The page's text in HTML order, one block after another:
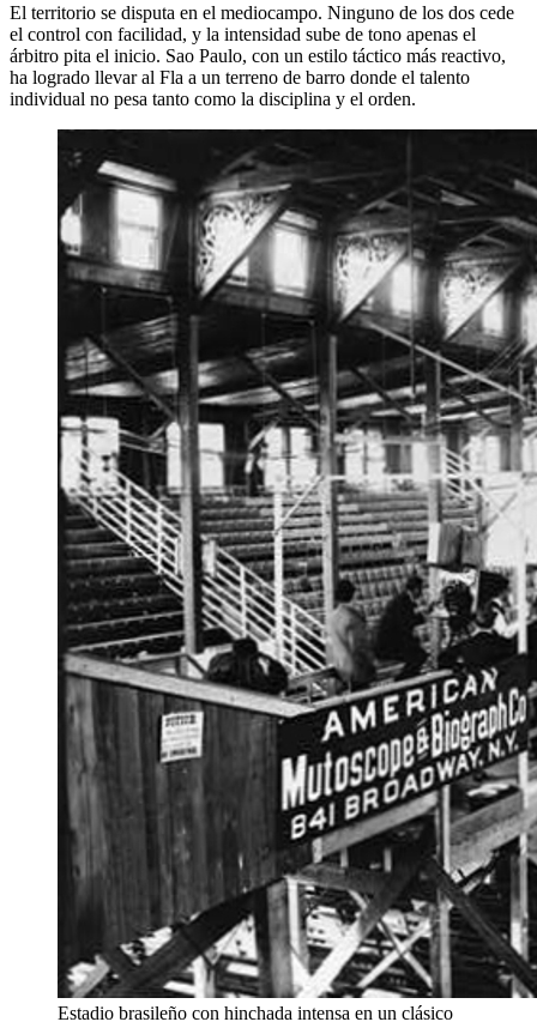
El territorio se disputa en el mediocampo. Ninguno de los dos cede
el control con facilidad, y la intensidad sube de tono apenas el
árbitro pita el inicio. Sao Paulo, con un estilo táctico más reactivo,
ha logrado llevar al Fla a un terreno de barro donde el talento
individual no pesa tanto como la disciplina y el orden.
Estadio brasileño con hinchada intensa en un clásico